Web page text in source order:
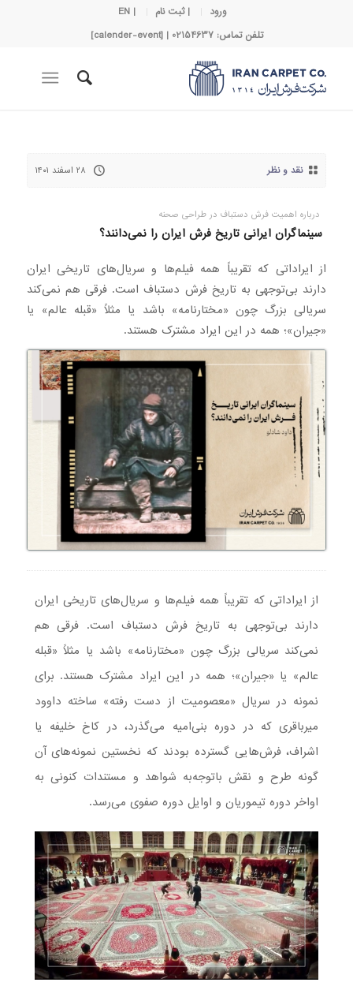
ورود | ثبت نام
| EN
تلفن تماس: 02154637 | [calender-event]
نقد و نظر ۲۸ اسفند ۱۴۰۱
درباره اهمیت فرش دستباف در طراحی صحنه
سینماگران ایرانی تاریخ فرش ایران را نمی‌دانند؟
از ایراداتی که تقریباً همه فیلم‌ها و سریال‌های تاریخی ایران
دارند بی‌توجهی به تاریخ فرش دستباف است. فرقی هم نمی‌کند
سریالی بزرگ چون «مختارنامه» باشد یا مثلاً «قبله عالم» یا
«جیران»؛ همه در این ایراد مشترک هستند.
از ایراداتی که تقریباً همه فیلم‌ها و سریال‌های تاریخی ایران
دارند بی‌توجهی به تاریخ فرش دستباف است. فرقی هم
نمی‌کند سریالی بزرگ چون «مختارنامه» باشد یا مثلاً «قبله
عالم» یا «جیران»؛ همه در این ایراد مشترک هستند. برای
نمونه در سریال «معصومیت از دست رفته» ساخته داوود
میرباقری که در دوره بنی‌امیه می‌گذرد، در کاخ خلیفه یا
اشراف، فرش‌هایی گسترده بودند که نخستین نمونه‌های آن
گونه طرح و نقش باتوجه‌به شواهد و مستندات کنونی به
اواخر دوره تیموریان و اوایل دوره صفوی می‌رسد.